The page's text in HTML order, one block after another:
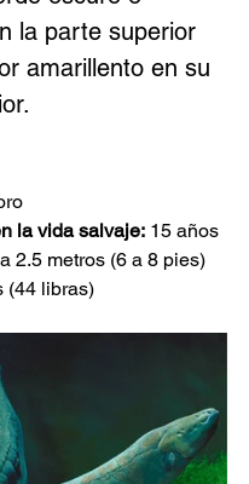
la parte superior
amarillento en su
la vida salvaje: 15 años
2.5 metros (6 a 8 pies)
(44 libras)